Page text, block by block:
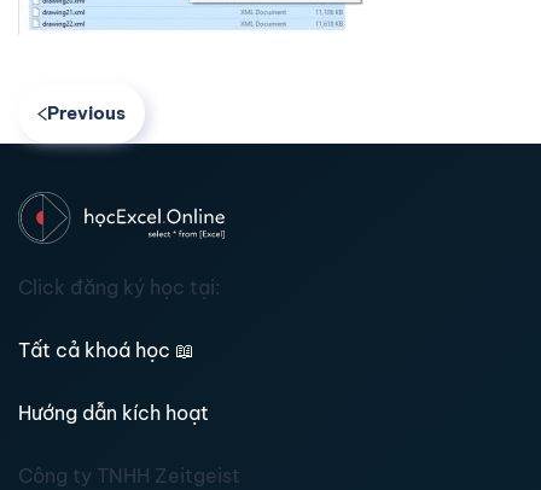
Previous
Click đăng ký học tại:
Tất cả khoá học 📖
Hướng dẫn kích hoạt
Công ty TNHH Zeitgeist